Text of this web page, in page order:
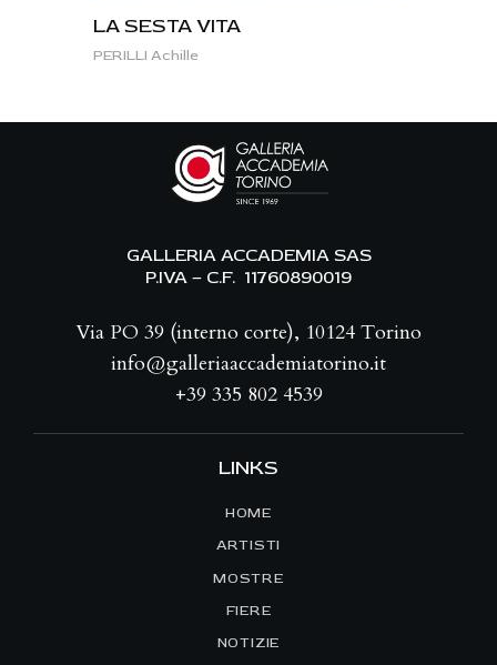
LA SESTA VITA
PERILLI Achille
GALLERIA ACCADEMIA SAS
P.IVA – C.F. 11760890019
Via PO 39 (interno corte), 10124 Torino
info@galleriaaccademiatorino.it
+39 335 802 4539
LINKS
HOME
ARTISTI
MOSTRE
FIERE
NOTIZIE